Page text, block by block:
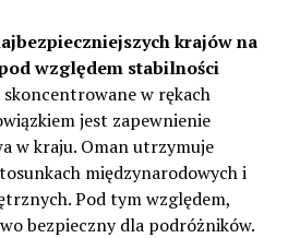
krajów na
względem stabilności
skoncentrowane w rękach
jest zapewnienie
w kraju. Oman utrzymuje
międzynarodowych i
Pod tym względem,
bezpieczny dla podróżników.